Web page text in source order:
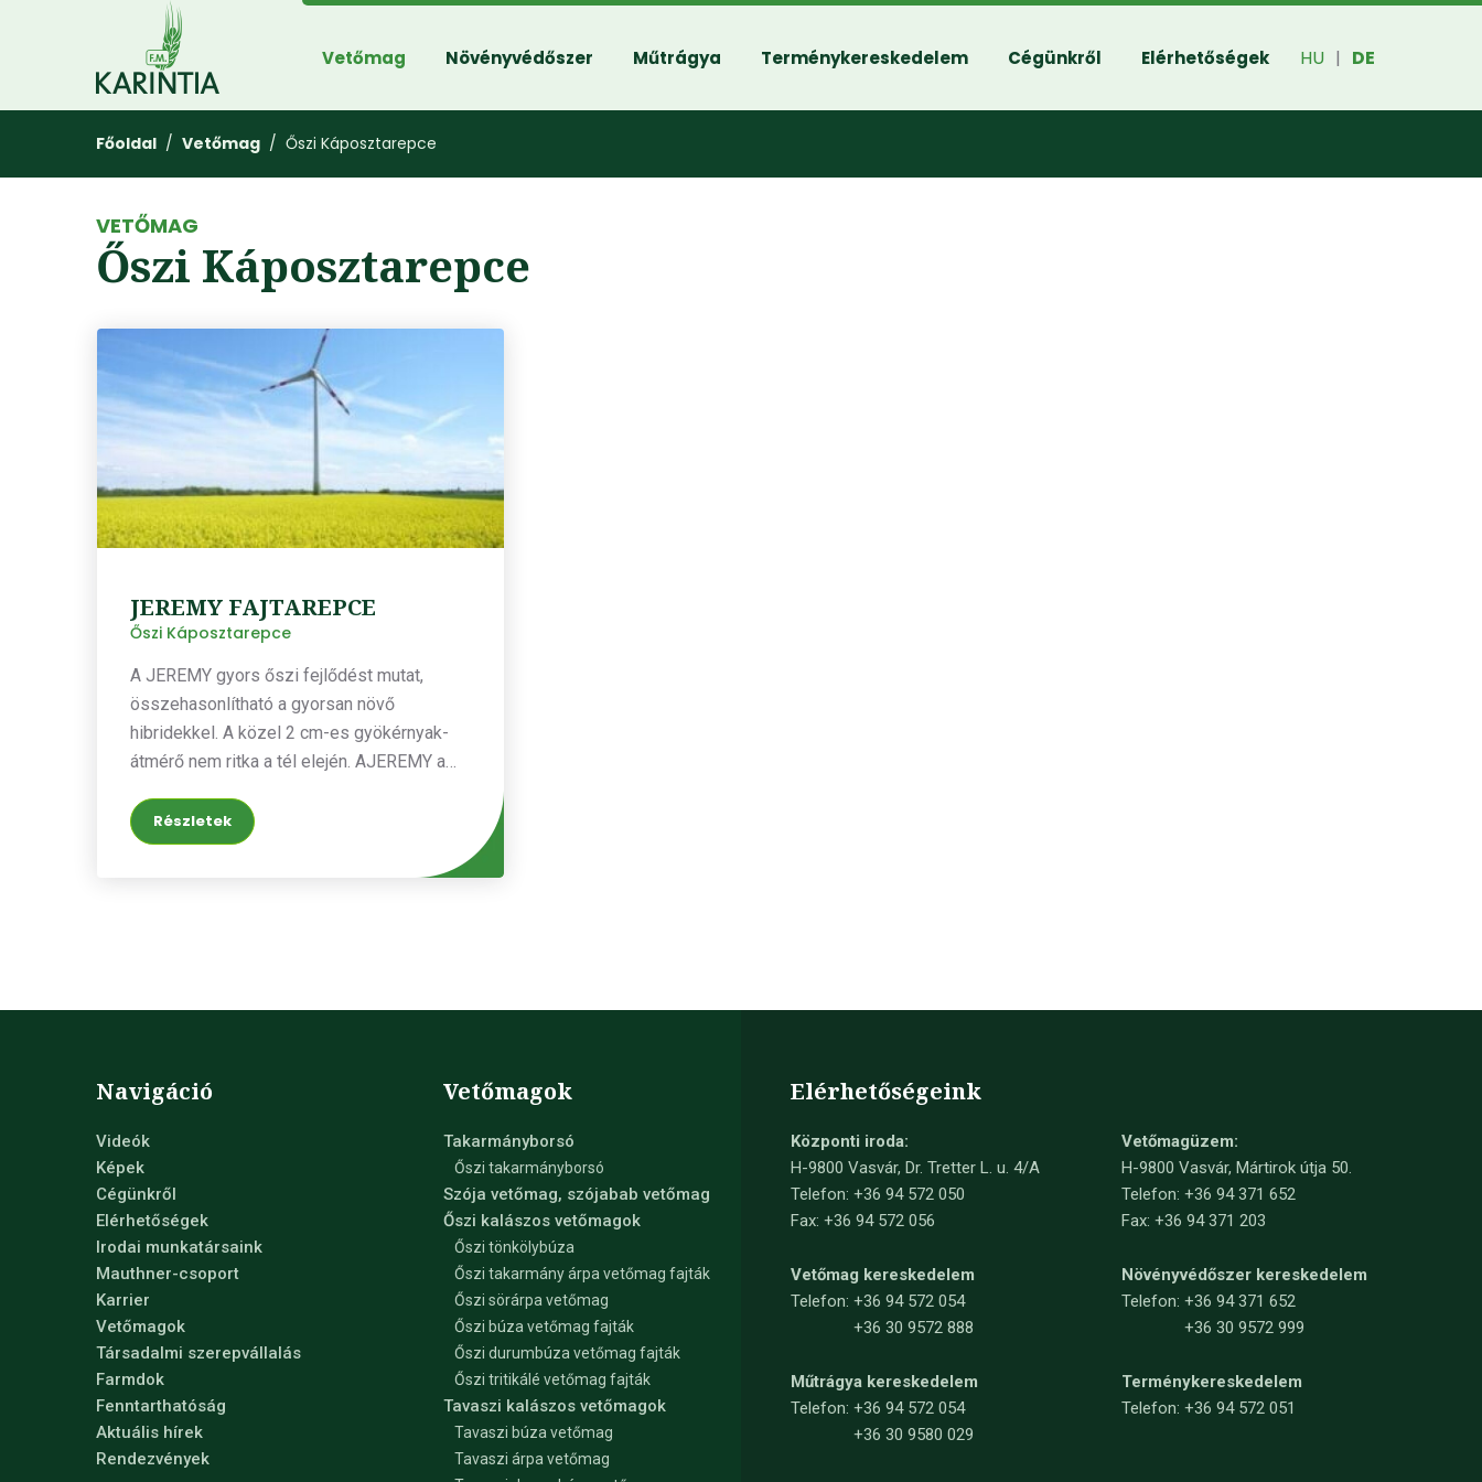
Vetőmag Növényvédőszer Műtrágya Terménykereskedelem Cégünkről Elérhetőségek HU | DE
Főoldal / Vetőmag / Őszi Káposztarepce
VETŐMAG
Őszi Káposztarepce
JEREMY FAJTAREPCE
Őszi Káposztarepce
A JEREMY gyors őszi fejlődést mutat,
összehasonlítható a gyorsan növő
hibridekkel. A közel 2 cm-es gyökérnyak-
átmérő nem ritka a tél elején. AJEREMY a
tartalékokkal rendelkezik. A virágzási idő
tekintetében a lineáris repcefajta azonos
besorolású népszerű elődjével, a HARRY-
Részletek
Navigáció
Videók
Képek
Cégünkről
Elérhetőségek
Irodai munkatársaink
Mauthner-csoport
Karrier
Vetőmagok
Társadalmi szerepvállalás
Farmdok
Fenntarthatóság
Aktuális hírek
Rendezvények
Vetőmagok
Takarmányborsó
Őszi takarmányborsó
Szója vetőmag, szójabab vetőmag
Őszi kalászos vetőmagok
Őszi tönkölybúza
Őszi takarmány árpa vetőmag fajták
Őszi sörárpa vetőmag
Őszi búza vetőmag fajták
Őszi durumbúza vetőmag fajták
Őszi tritikálé vetőmag fajták
Tavaszi kalászos vetőmagok
Tavaszi búza vetőmag
Tavaszi árpa vetőmag
Elérhetőségeink
Központi iroda:
H-9800 Vasvár, Dr. Tretter L. u. 4/A
Telefon: +36 94 572 050
Fax: +36 94 572 056
Vetőmagüzem:
H-9800 Vasvár, Mártirok útja 50.
Telefon: +36 94 371 652
Fax: +36 94 371 203
Vetőmag kereskedelem
Telefon: +36 94 572 054
+36 30 9572 888
Növényvédőszer kereskedelem
Telefon: +36 94 371 652
+36 30 9572 999
Műtrágya kereskedelem
Telefon: +36 94 572 054
+36 30 9580 029
Terménykereskedelem
Telefon: +36 94 572 051